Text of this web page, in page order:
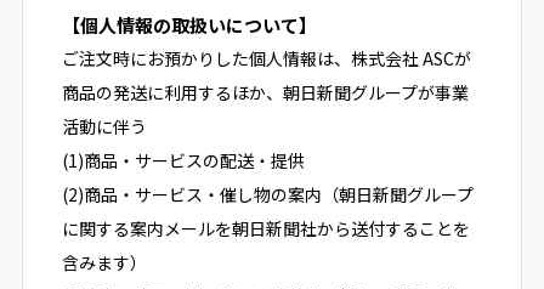
【個人情報の取扱いについて】
ご注文時にお預かりした個人情報は、株式会社 ASCが
商品の発送に利用するほか、朝日新聞グループが事業
活動に伴う
(1)商品・サービスの配送・提供
(2)商品・サービス・催し物の案内（朝日新聞グループ
に関する案内メールを朝日新聞社から送付することを
含みます）